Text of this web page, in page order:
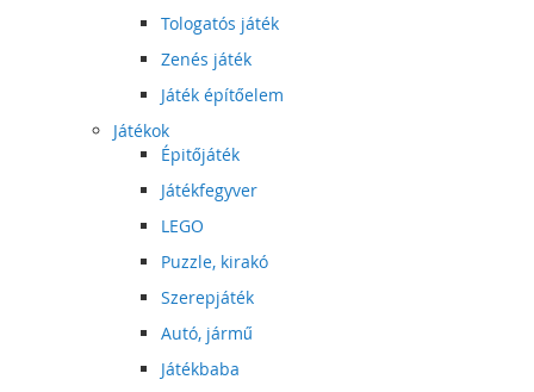
Tologatós játék
Zenés játék
Játék építőelem
Játékok
Épitőjáték
Játékfegyver
LEGO
Puzzle, kirakó
Szerepjáték
Autó, jármű
Játékbaba